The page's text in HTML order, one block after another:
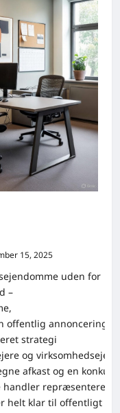
15, 2025
uden for
–
annoncering –
strategi
og virksomhedsejere,
afkast og en
handler repræsenterer
helt klar til offentligt